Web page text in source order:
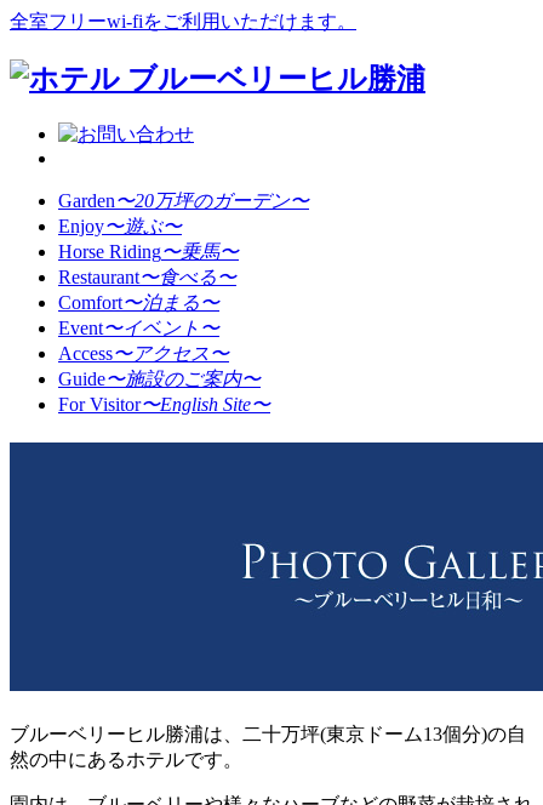
全室フリーwi-fiをご利用いただけます。
Garden〜20万坪のガーデン〜
Enjoy〜遊ぶ〜
Horse Riding〜乗馬〜
Restaurant〜食べる〜
Comfort〜泊まる〜
Event〜イベント〜
Access〜アクセス〜
Guide〜施設のご案内〜
For Visitor〜English Site〜
ブルーベリーヒル勝浦は、二十万坪(東京ドーム13個分)の自
然の中にあるホテルです。